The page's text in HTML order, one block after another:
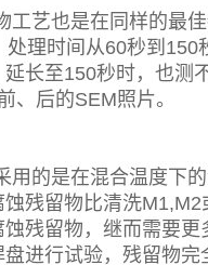
工艺也是在同样的最
理时间从60秒到150
长至150秒时，也测
、后的SEM照片。
用的是在混合温度下
残留物比清洗
残留物，继而需要
进行试验，残留物